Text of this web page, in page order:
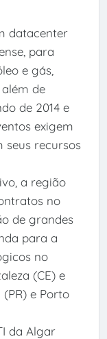
datacenter
para
e gás,
de
de 2014 e
exigem
seus recursos
a região
no
de grandes
para a
no
(CE) e
(PR) e Porto
da Algar